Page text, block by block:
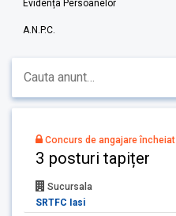
Evidența Persoanelor
A.N.P.C.
Concurs de angajare încheiat
3 posturi tapițer
Sucursala
SRTFC Iasi